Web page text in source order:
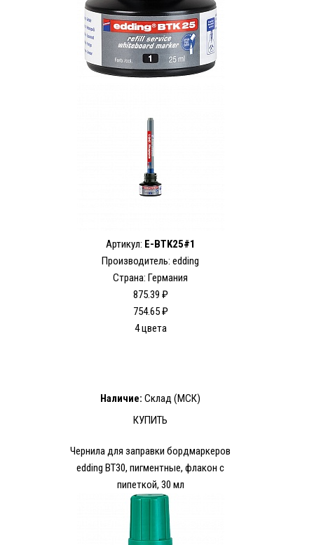
Артикул: E-BTK25#1
Производитель: edding
Страна: Германия
875.39 ₽
754.65 ₽
4 цвета
Наличие: Склад (МСК)
КУПИТЬ
Чернила для заправки бордмаркеров
edding BT30, пигментные, флакон с
пипеткой, 30 мл